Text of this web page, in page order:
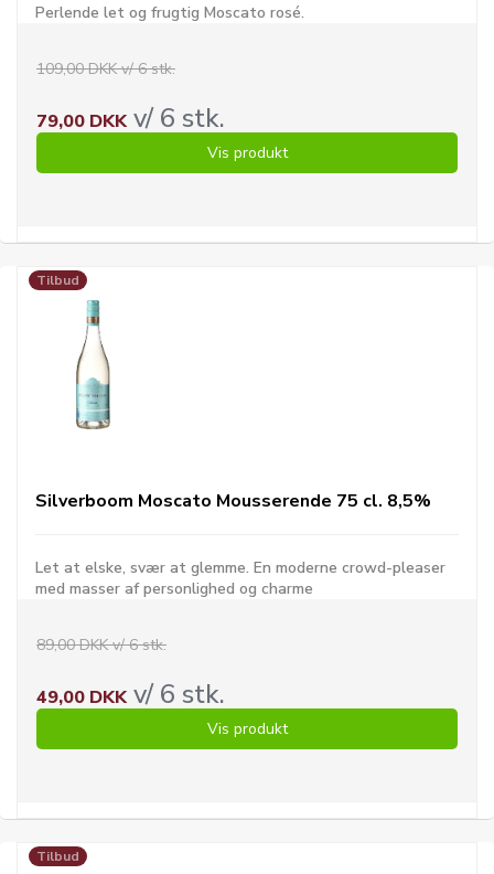
Perlende let og frugtig Moscato rosé.
109,00 DKK v/ 6 stk.
79,00 DKKv/ 6 stk.
Vis produkt
Tilbud
Silverboom Moscato Mousserende 75 cl. 8,5%
Let at elske, svær at glemme. En moderne crowd-pleaser
med masser af personlighed og charme
89,00 DKK v/ 6 stk.
49,00 DKKv/ 6 stk.
Vis produkt
Tilbud